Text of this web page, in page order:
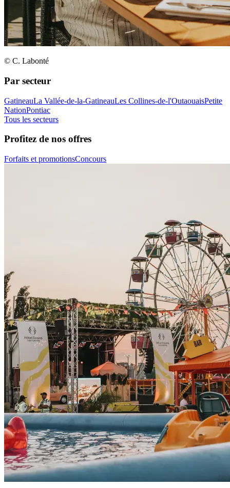
© C. Labonté
Par secteur
GatineauLa Vallée-de-la-GatineauLes Collines-de-l'OutaouaisPetite
NationPontiac
Tous les secteurs
Profitez de nos offres
Forfaits et promotionsConcours